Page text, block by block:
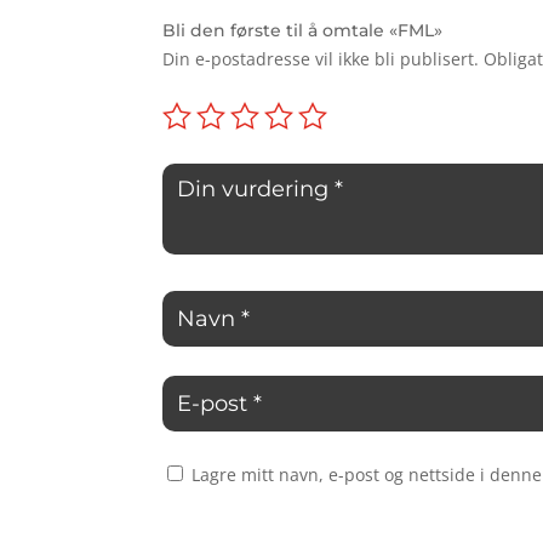
Bli den første til å omtale «FML»
Din e-postadresse vil ikke bli publisert.
Lagre mitt navn, e-post og nettside i